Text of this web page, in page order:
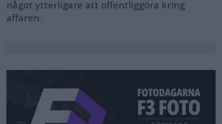
något ytterligare att offentliggöra kring
affären.